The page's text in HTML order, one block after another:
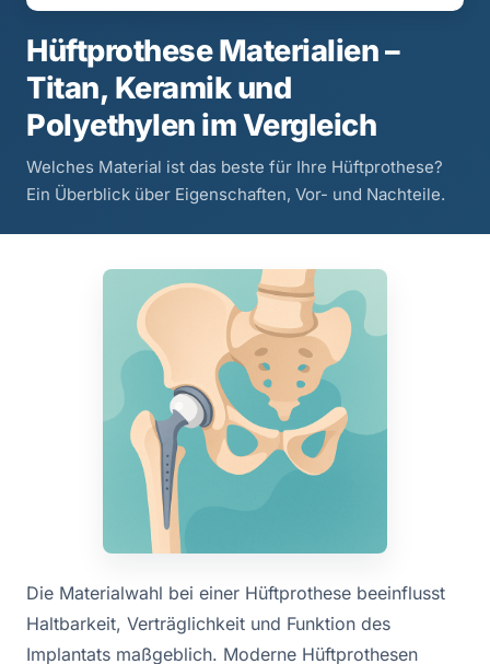
Hüftprothese Materialien –
Titan, Keramik und
Polyethylen im Vergleich
Welches Material ist das beste für Ihre Hüftprothese?
Ein Überblick über Eigenschaften, Vor- und Nachteile.
Die Materialwahl bei einer Hüftprothese beeinflusst
Haltbarkeit, Verträglichkeit und Funktion des
Implantats maßgeblich. Moderne Hüftprothesen